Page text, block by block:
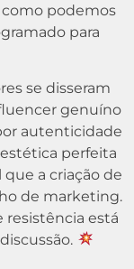
como podemos
para
se disseram
genuíno
autenticidade
perfeita
a criação de
de marketing.
resistência está